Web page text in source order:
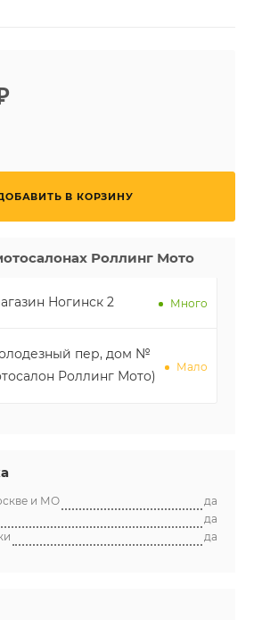
В КОРЗИНУ
Роллинг Мото
Ногинск 2 Много
пер, дом №
Роллинг Мото)
Мало
и МО
да
да
да